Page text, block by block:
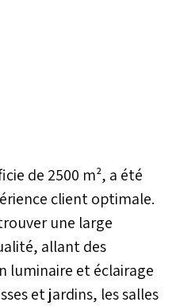
de 2500 m², a été
client optimale.
une large
allant des
luminaire et éclairage
et jardins, les salles